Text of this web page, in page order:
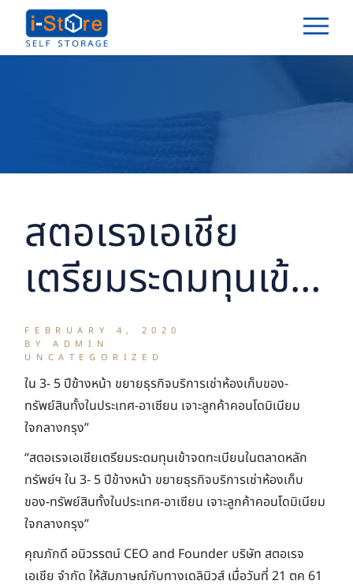
content
สตอเรจเอเชีย
เตรียมระดมทุนเข้า
จดทะเบียนในตลาด
หลักทรัพย์ฯ
FEBRUARY 4, 2020
BY ADMIN
UNCATEGORIZED
ใน 3- 5 ปีข้างหน้า ขยายธุรกิจบริการเช่าห้องเก็บของ-
ทรัพย์สินทั้งในประเทศ-อาเซียน เจาะลูกค้าคอนโดมิเนียม
ใจกลางกรุง”
“สตอเรจเอเชียเตรียมระดมทุนเข้าจดทะเบียนในตลาดหลัก
ทรัพย์ฯ ใน 3- 5 ปีข้างหน้า ขยายธุรกิจบริการเช่าห้องเก็บ
ของ-ทรัพย์สินทั้งในประเทศ-อาเซียน เจาะลูกค้าคอนโดมิเนียม
ใจกลางกรุง”
คุณภักดี อนิวรรตน์ CEO and Founder บริษัท สตอเรจ
เอเชีย จำกัด ให้สัมภาษณ์กับทางเดลินิวส์ เมื่อวันที่ 21 ตค 61